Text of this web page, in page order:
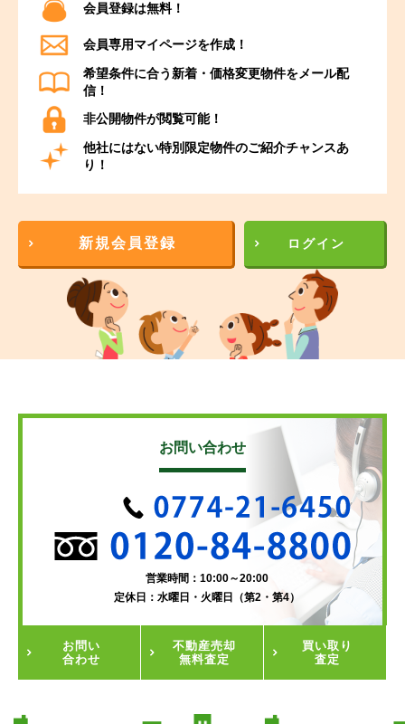
会員登録は無料！
会員専用マイページを作成！
希望条件に合う新着・価格変更物件をメール配
信！
非公開物件が閲覧可能！
他社にはない特別限定物件のご紹介チャンスあ
り！
新規会員登録 ログイン
お問い合わせ
営業時間：10:00～20:00
定休日：水曜日・火曜日（第2・第4）
お問い
合わせ
不動産売却
無料査定
買い取り
査定